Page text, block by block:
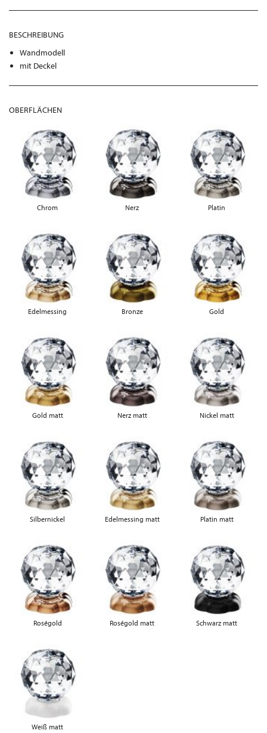
BESCHREIBUNG
Wandmodell
mit Deckel
OBERFLÄCHEN
Chrom Nerz Platin
Edelmessing Bronze Gold
Gold matt Nerz matt Nickel matt
Silbernickel Edelmessing matt Platin matt
Roségold Roségold matt Schwarz matt
Weiß matt